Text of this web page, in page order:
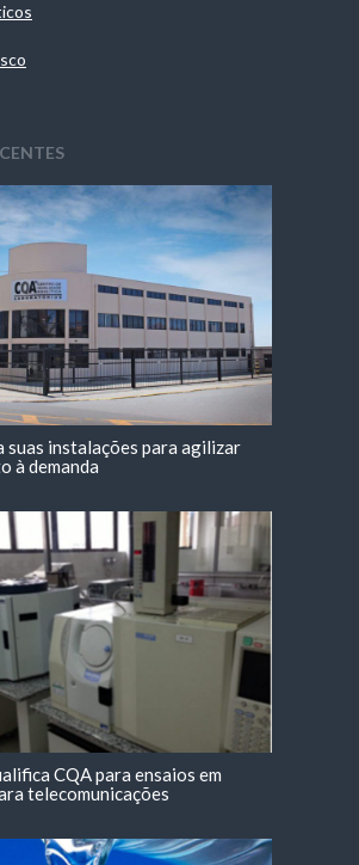
suas instalações para agilizar
à demanda
CQA para ensaios em
telecomunicações